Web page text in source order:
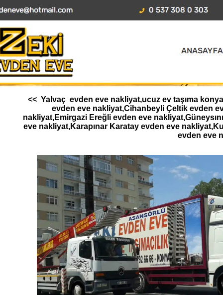
<< Yalvaç evden eve nakliyat,ucuz ev taşıma
evden eve nakliyat,Cihanbeyli Çeltik evden
nakliyat,Emirgazi Ereğli evden eve
eve nakliyat,Karapınar Karatay evden eve
evden eve